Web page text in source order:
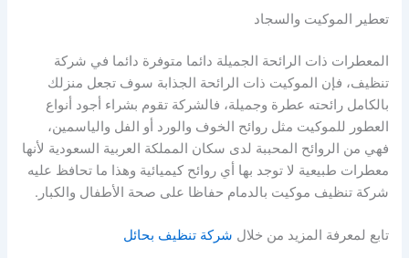
تعطير الموكيت والسجاد
المعطرات ذات الرائحة الجميلة دائما متوفرة دائما في شركة
تنظيف، فإن الموكيت ذات الرائحة الجذابة سوف تجعل منزلك
بالكامل رائحته عطرة وجميلة، فالشركة تقوم بشراء أجود أنواع
العطور للموكيت مثل روائح الخوف والورد أو الفل والياسمين،
فهي من الروائح المحببة لدى سكان المملكة العربية السعودية لأنها
معطرات طبيعية لا توجد بها أي روائح كيميائية وهذا ما تحافظ عليه
شركة تنظيف موكيت بالدمام حفاظا على صحة الأطفال والكبار.
تابع لمعرفة المزيد من خلال شركة تنظيف بحائل